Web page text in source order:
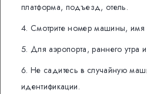
платформа, подъезд, отель.
Смотрите номер машины, имя
Для аэропорта, раннего утра
Не садитесь в случайную
идентификации.